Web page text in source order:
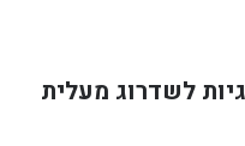
לשדרוג מעלית